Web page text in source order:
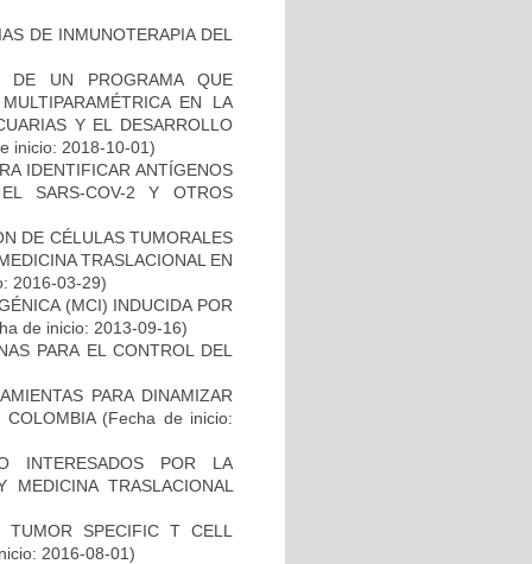
DE INMUNOTERAPIA DEL
DE UN PROGRAMA QUE
EN LA
Y EL DESARROLLO
inicio: 2018-10-01)
IDENTIFICAR ANTÍGENOS
SARS-COV-2 Y OTROS
DE CÉLULAS TUMORALES
TRASLACIONAL EN
2016-03-29)
(MCI) INDUCIDA POR
de inicio: 2013-09-16)
PARA EL CONTROL DEL
PARA DINAMIZAR
COLOMBIA(Fecha de inicio:
INTERESADOS POR LA
TRASLACIONAL
TUMOR SPECIFIC T CELL
2016-08-01)